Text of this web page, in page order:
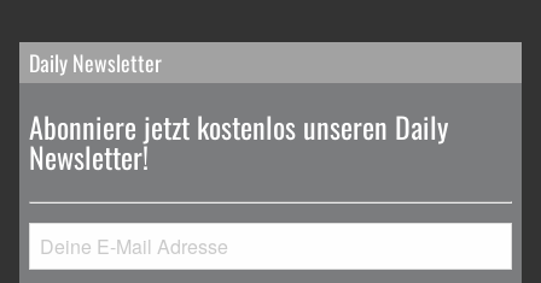
Daily Newsletter
Abonniere jetzt kostenlos unseren Daily
Newsletter!